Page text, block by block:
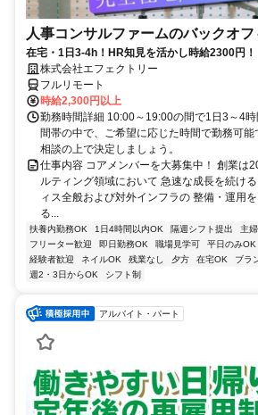
人事コンサルファームのバックオ
在宅・1日3-4h！HR知見を活かし時給2300円！
株式会社エフェクトリー
フルリモート
時給2,300円以上
勤務時間詳細 10:00～19:00の間で1日3～4
間帯の中で、ご希望に応じた時間で勤務可
相談の上で決定しましょう。
仕事内容 コアメンバーを大募集中！ 創業は
ルティング領域において 急速な成長を続け
ィス全般および対外インフラの 整備・運用
る...
扶養内勤務OK 1日4時間以内OK 隔週シフト提出 主
フリーター歓迎
即日勤務OK 職場見学可 平日のみOK
経験者歓迎
ネイルOK 残業なし 夕方 在宅OK ブラ
週2・3日からOK
シフト制
アルバイト・パート